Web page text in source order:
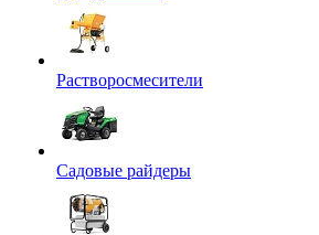
Растворосмесители
Садовые райдеры